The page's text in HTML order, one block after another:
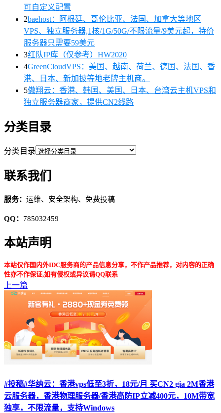
可自定义配置
2baehost：阿根廷、哥伦比亚、法国、加拿大等地区
VPS、独立服务器,1核/1G/50G/不限流量/9美元起，特价
服务器只需要59美元
3红队IP库（仅参考）HW2020
4GreenCloudVPS：美国、越南、荷兰、德国、法国、香
港、日本、新加披等地老牌主机商。
5傲翔云：香港、韩国、美国、日本、台湾云主机VPS和
独立服务器商家，提供CN2线路
分类目录
分类目录
联系我们
服务： 运维、安全架构、免费投稿
QQ： 785032459
本站声明
本站仅作国内外IDC服务商的产品信息分享，不作产品推荐，对内容的正确
性亦不作保证,如有侵权或异议请QQ联系
上一篇
#投稿#华纳云：香港vps低至3折，18元/月 买CN2 gia 2M香港
云服务器，香港物理服务器/香港高防IP立减400元，10M带宽
独享，不限流量，支持Windows